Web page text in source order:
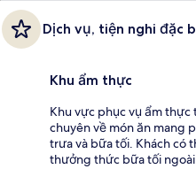
Dịch vụ, tiện nghi đặc
Khu ẩm thực
Khu vực phục vụ ẩm thực
chuyên về món ăn mang
trưa và bữa tối. Khách có
thưởng thức bữa tối